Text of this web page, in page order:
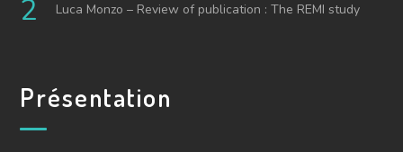
Luca Monzo – Review of publication : The REMI study
Présentation